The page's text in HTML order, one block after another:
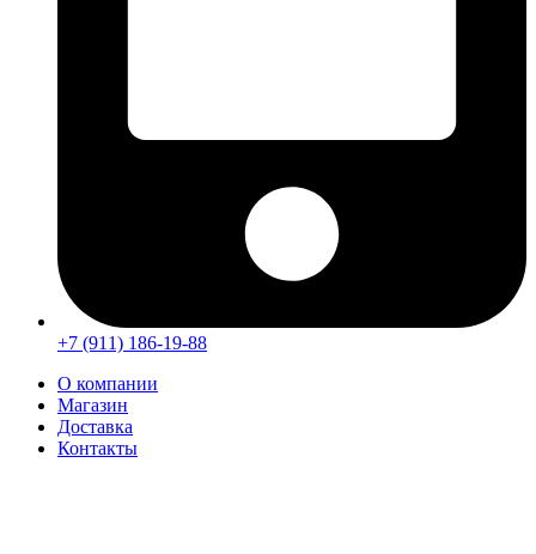
+7 (911) 186-19-88
О компании
Магазин
Доставка
Контакты